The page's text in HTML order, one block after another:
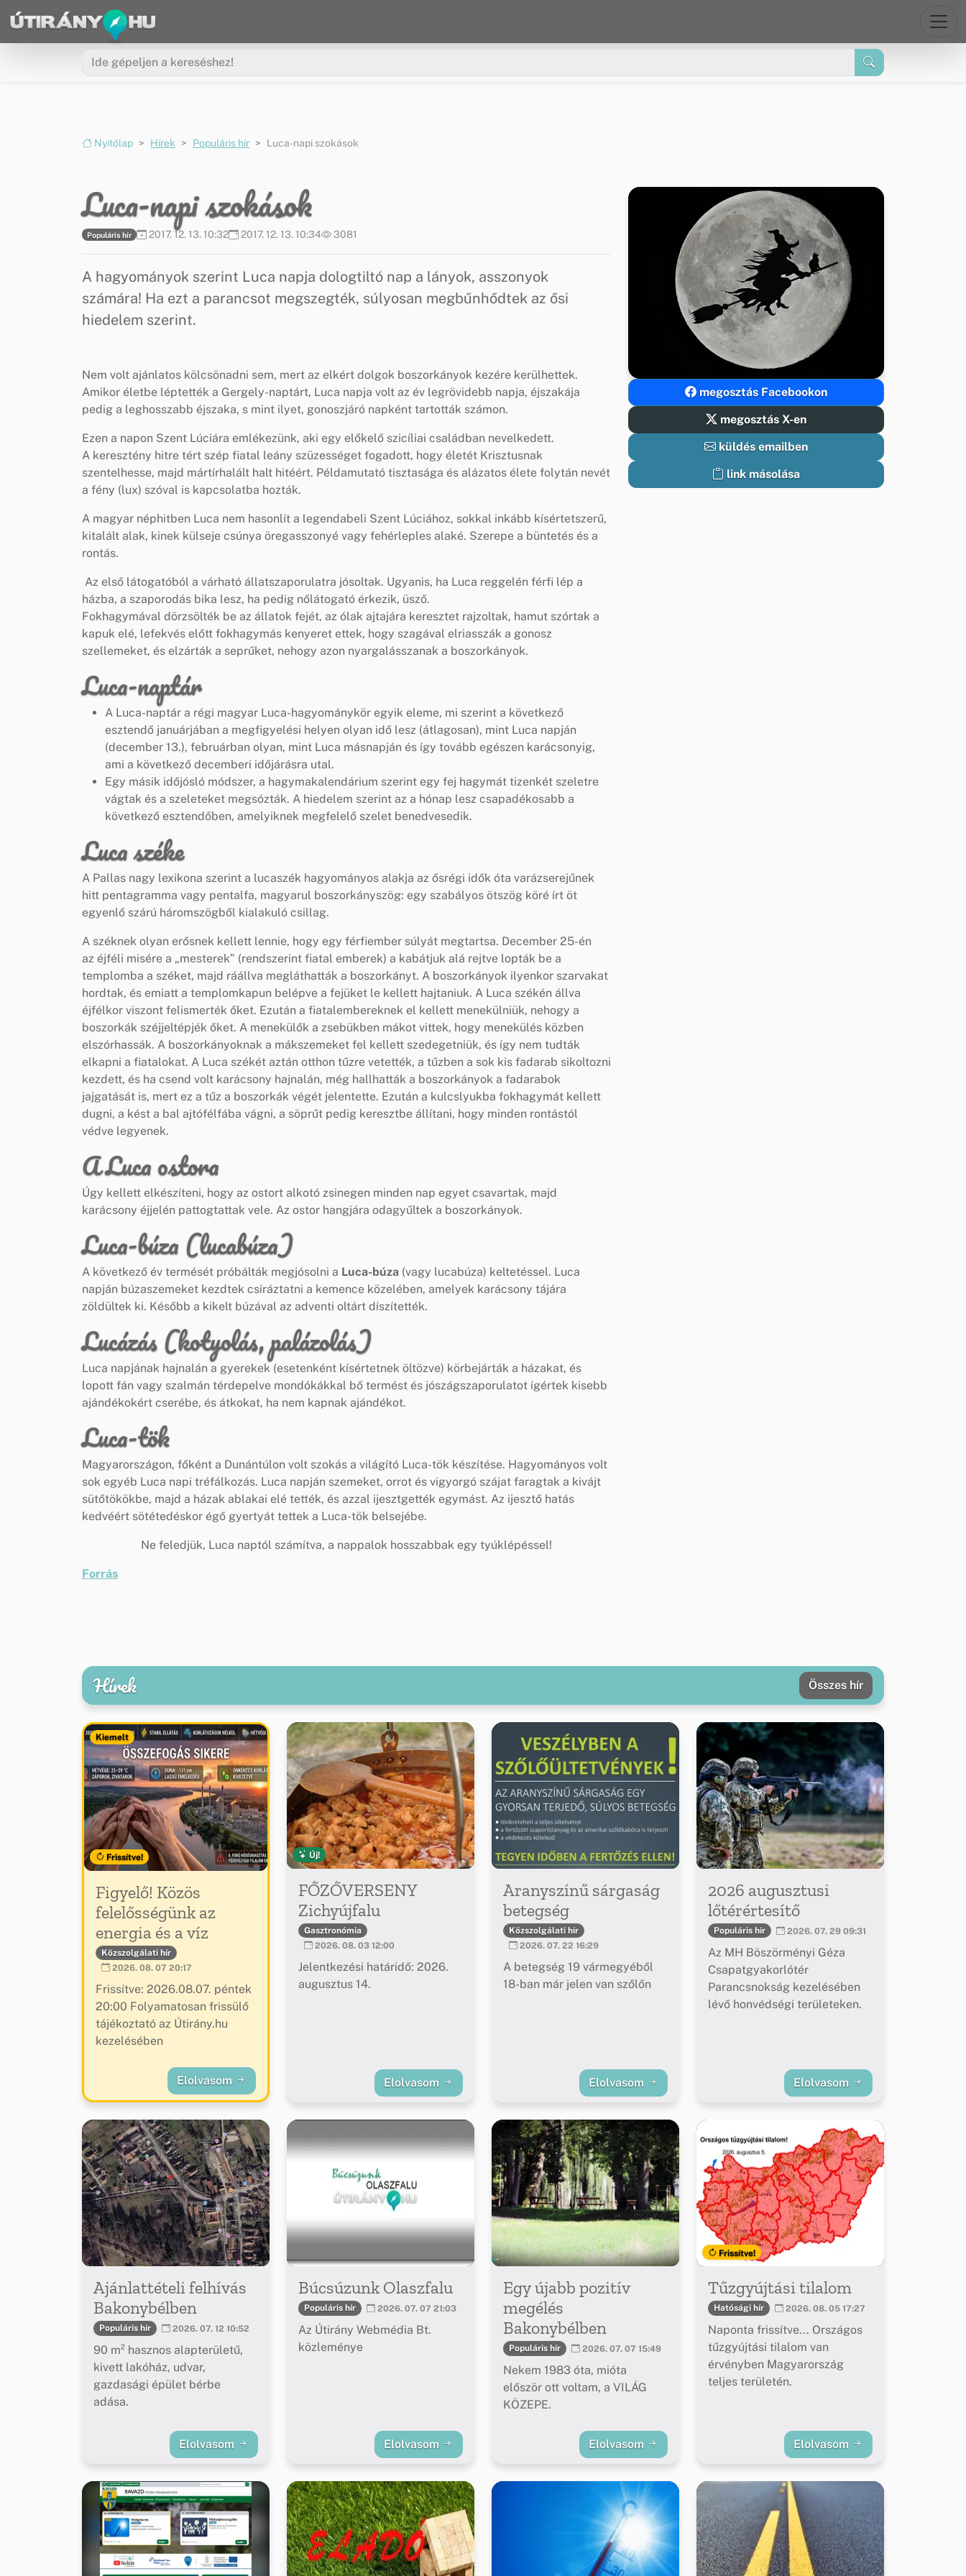
Ugrás a menüre
Ugrás a tartalomra
Nyitólap Hírek Populáris hír Luca-napi szokások
Luca-napi szokások
Populáris hír 2017. 12. 13. 10:32 2017. 12. 13. 10:34 3081
A hagyományok szerint Luca napja dologtiltó nap a lányok, asszonyok
számára! Ha ezt a parancsot megszegték, súlyosan megbűnhődtek az ősi
hiedelem szerint.
Nem volt ajánlatos kölcsönadni sem, mert az elkért dolgok boszorkányok kezére kerülhettek.
Amikor életbe léptették a Gergely-naptárt, Luca napja volt az év legrövidebb napja, éjszakája
pedig a leghosszabb éjszaka, s mint ilyet, gonoszjáró napként tartották számon.
Ezen a napon Szent Lúciára emlékezünk, aki egy előkelő szicíliai családban nevelkedett.
A keresztény hitre tért szép fiatal leány szüzességet fogadott, hogy életét Krisztusnak
szentelhesse, majd mártírhalált halt hitéért. Példamutató tisztasága és alázatos élete folytán nevét
a fény (lux) szóval is kapcsolatba hozták.
A magyar néphitben Luca nem hasonlít a legendabeli Szent Lúciához, sokkal inkább kísértetszerű,
kitalált alak, kinek külseje csúnya öregasszonyé vagy fehérleples alaké. Szerepe a büntetés és a
rontás.
Az első látogatóból a várható állatszaporulatra jósoltak. Ugyanis, ha Luca reggelén férfi lép a
házba, a szaporodás bika lesz, ha pedig nőlátogató érkezik, üsző.
Fokhagymával dörzsölték be az állatok fejét, az ólak ajtajára keresztet rajzoltak, hamut szórtak a
kapuk elé, lefekvés előtt fokhagymás kenyeret ettek, hogy szagával elriasszák a gonosz
szellemeket, és elzárták a seprűket, nehogy azon nyargalásszanak a boszorkányok.
Luca-naptár
A Luca-naptár a régi magyar Luca-hagyománykör egyik eleme, mi szerint a következő
esztendő januárjában a megfigyelési helyen olyan idő lesz (átlagosan), mint Luca napján
(december 13.), februárban olyan, mint Luca másnapján és így tovább egészen karácsonyig,
ami a következő decemberi időjárásra utal.
Egy másik időjósló módszer, a hagymakalendárium szerint egy fej hagymát tizenkét szeletre
vágtak és a szeleteket megsózták. A hiedelem szerint az a hónap lesz csapadékosabb a
következő esztendőben, amelyiknek megfelelő szelet benedvesedik.
Luca széke
A Pallas nagy lexikona szerint a lucaszék hagyományos alakja az ősrégi idők óta varázserejűnek
hitt pentagramma vagy pentalfa, magyarul boszorkányszög: egy szabályos ötszög köré írt öt
egyenlő szárú háromszögből kialakuló csillag.
A széknek olyan erősnek kellett lennie, hogy egy férfiember súlyát megtartsa. December 25-én
az éjféli misére a „mesterek” (rendszerint fiatal emberek) a kabátjuk alá rejtve lopták be a
templomba a széket, majd ráállva megláthatták a boszorkányt. A boszorkányok ilyenkor szarvakat
hordtak, és emiatt a templomkapun belépve a fejüket le kellett hajtaniuk. A Luca székén állva
éjfélkor viszont felismerték őket. Ezután a fiatalembereknek el kellett menekülniük, nehogy a
boszorkák széjjeltépjék őket. A menekülők a zsebükben mákot vittek, hogy menekülés közben
elszórhassák. A boszorkányoknak a mákszemeket fel kellett szedegetniük, és így nem tudták
elkapni a fiatalokat. A Luca székét aztán otthon tűzre vetették, a tűzben a sok kis fadarab sikoltozni
kezdett, és ha csend volt karácsony hajnalán, még hallhatták a boszorkányok a fadarabok
jajgatását is, mert ez a tűz a boszorkák végét jelentette. Ezután a kulcslyukba fokhagymát kellett
dugni, a kést a bal ajtófélfába vágni, a söprűt pedig keresztbe állítani, hogy minden rontástól
védve legyenek.
A Luca ostora
Úgy kellett elkészíteni, hogy az ostort alkotó zsinegen minden nap egyet csavartak, majd
karácsony éjjelén pattogtattak vele. Az ostor hangjára odagyűltek a boszorkányok.
Luca-búza (lucabúza)
A következő év termését próbálták megjósolni a Luca-búza (vagy lucabúza) keltetéssel. Luca
napján búzaszemeket kezdtek csíráztatni a kemence közelében, amelyek karácsony tájára
zöldültek ki. Később a kikelt búzával az adventi oltárt díszítették.
Lucázás (kotyolás, palázolás)
Luca napjának hajnalán a gyerekek (esetenként kísértetnek öltözve) körbejárták a házakat, és
lopott fán vagy szalmán térdepelve mondókákkal bő termést és jószágszaporulatot ígértek kisebb
ajándékokért cserébe, és átkokat, ha nem kapnak ajándékot.
Luca-tök
Magyarországon, főként a Dunántúlon volt szokás a világító Luca-tök készítése. Hagyományos volt
sok egyéb Luca napi tréfálkozás. Luca napján szemeket, orrot és vigyorgó szájat faragtak a kivájt
sütőtökökbe, majd a házak ablakai elé tették, és azzal ijesztgették egymást. Az ijesztő hatás
kedvéért sötétedéskor égő gyertyát tettek a Luca-tök belsejébe.
Ne feledjük, Luca naptól számítva, a nappalok hosszabbak egy tyúklépéssel!
Forrás
megosztás Facebookon
megosztás X-en
küldés emailben
link másolása
Hírek Összes hír
Kiemelt
Frissítve!
Figyelő! Közös
felelősségünk az
energia és a víz
Közszolgálati hír
2026. 08. 07 20:17
Frissítve: 2026.08.07. péntek
20:00 Folyamatosan frissülő
tájékoztató az Útirány.hu
kezelésében
Elolvasom
Új!
FŐZŐVERSENY
Zichyújfalu
Gasztronómia
2026. 08. 03 12:00
Jelentkezési határidő: 2026.
augusztus 14.
Elolvasom
Aranyszínű sárgaság
betegség
Közszolgálati hír
2026. 07. 22 16:29
A betegség 19 vármegyéből
18-ban már jelen van szőlőn
Elolvasom
2026 augusztusi
lőtérértesítő
Populáris hír 2026. 07. 29 09:31
Az MH Böszörményi Géza
Csapatgyakorlótér
Parancsnokság kezelésében
lévő honvédségi területeken.
Elolvasom
Ajánlattételi felhívás
Bakonybélben
Populáris hír 2026. 07. 12 10:52
90 m² hasznos alapterületű,
kivett lakóház, udvar,
gazdasági épület bérbe
adása.
Elolvasom
Búcsúzunk Olaszfalu
Populáris hír 2026. 07. 07 21:03
Az Útirány Webmédia Bt.
közleménye
Elolvasom
Egy újabb pozitív
megélés
Bakonybélben
Populáris hír 2026. 07. 07 15:49
Nekem 1983 óta, mióta
először ott voltam, a VILÁG
KÖZEPE.
Elolvasom
Frissítve!
Tűzgyújtási tilalom
Hatósági hír 2026. 08. 05 17:27
Naponta frissítve... Országos
tűzgyújtási tilalom van
érvényben Magyarország
teljes területén.
Elolvasom